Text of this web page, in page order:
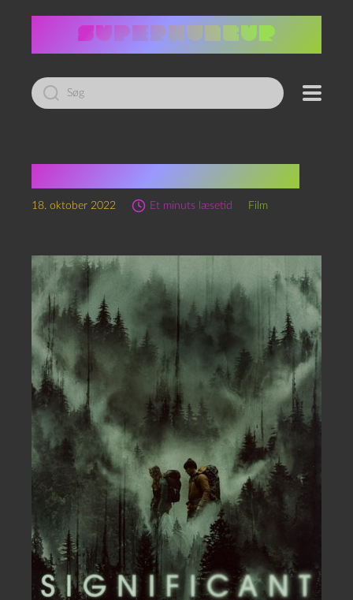
Led
efter:
18. oktober 2022 Et minuts læsetid Film